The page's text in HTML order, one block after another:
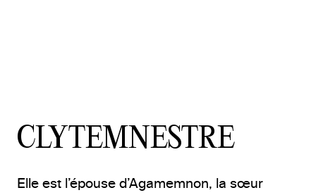
CLYTEMNESTRE
Elle est l’épouse d’Agamemnon, la sœur